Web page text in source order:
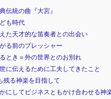
伝統の曲『大宮』
も時代
た天才的な笛奏者との出会い
る前のプレッシャー
とき＝外の世界とのお別れ
に伝えるために工夫してきたこと
残る神楽を目指して
にしてビジネスともかけ合わせる神